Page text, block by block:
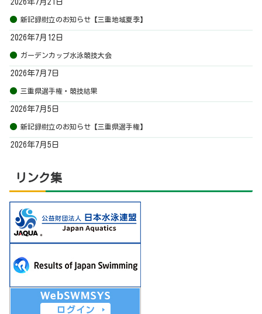
新記録樹立のお知らせ【三重地域夏季】
2026年7月12日
ガーデンカップ水泳競技大会
2026年7月7日
三重県選手権・競技結果
2026年7月5日
新記録樹立のお知らせ【三重県選手権】
2026年7月5日
リンク集